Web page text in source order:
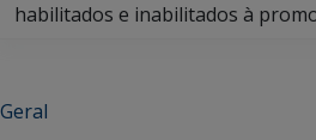
habilitados e inabilitados à
Geral